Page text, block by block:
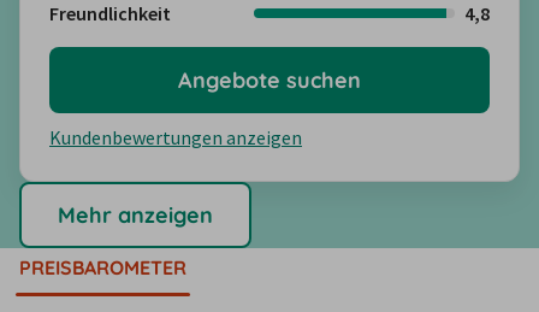
Freundlichkeit
4,8
Kundenbewertungen anzeigen
Angebote suchen
Mehr anzeigen
PREISBAROMETER